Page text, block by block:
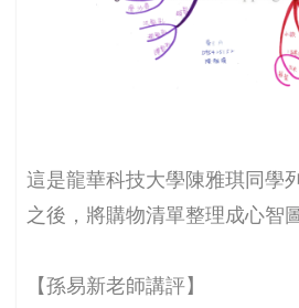
這是龍華科技大學陳雅琪同學
之後，將購物清單整理成心智
【孫易新老師講評】